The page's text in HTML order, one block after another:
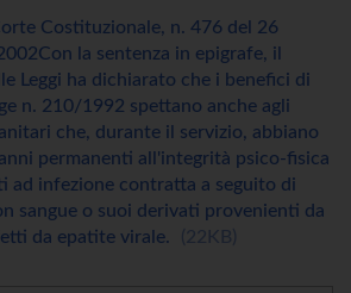
Costituzionale, n. 476 del 26
la sentenza in epigrafe, il
Leggi ha dichiarato che i benefici di
n. 210/1992 spettano anche agli
che, durante il servizio, abbiano
permanenti all'integrità psico-fisica
ad infezione contratta a seguito di
sangue o suoi derivati provenienti da
da epatite virale.
22KB